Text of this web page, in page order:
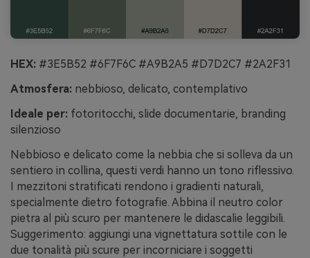
HEX: #3E5B52 #6F7F6C #A9B2A5 #D7D2C7 #2A2F31
Atmosfera: nebbioso, delicato, contemplativo
Ideale per: fotoritocchi, slide documentarie, branding
silenzioso
Nebbioso e delicato come la nebbia che si solleva da un
sentiero in collina, questi verdi hanno un tono riflessivo.
I mezzitoni stratificati rendono i gradienti naturali,
specialmente dietro fotografie. Abbina il neutro color
pietra al più scuro per mantenere le didascalie leggibili.
Suggerimento: aggiungi una vignettatura sottile con le
due tonalità più scure per incorniciare i soggetti